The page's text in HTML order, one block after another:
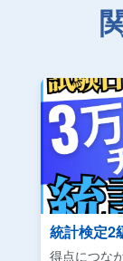
統計検定2
得点につな